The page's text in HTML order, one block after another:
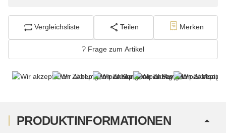
Vergleichsliste Teilen Merken
Frage zum Artikel
PRODUKTINFORMATIONEN